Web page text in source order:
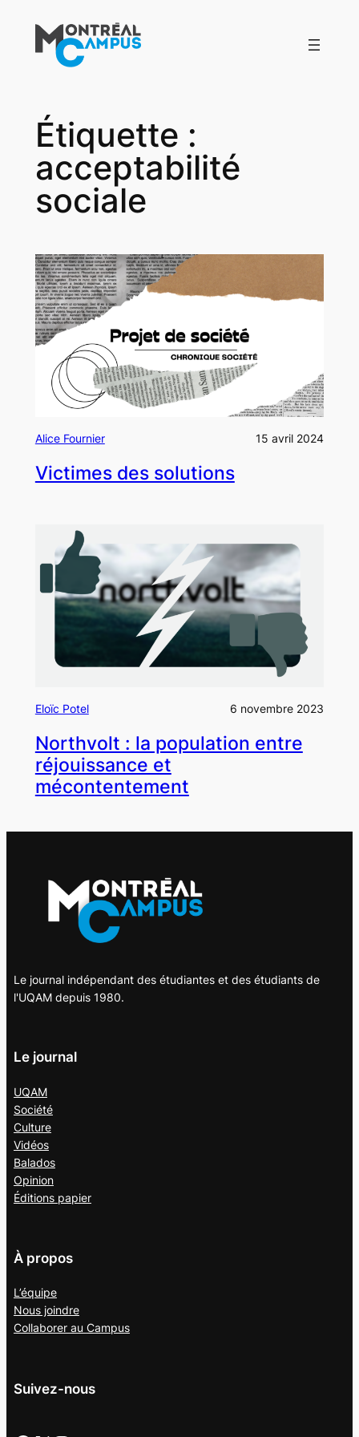
contenu
Étiquette :
acceptabilité
sociale
Alice Fournier 15 avril 2024
Victimes des solutions
Eloïc Potel 6 novembre 2023
Northvolt : la population entre
réjouissance et
mécontentement
Le journal indépendant des étudiantes et des étudiants de
l'UQAM depuis 1980.
Le journal
UQAM
Société
Culture
Vidéos
Balados
Opinion
Éditions papier
À propos
L’équipe
Nous joindre
Collaborer au Campus
Suivez-nous